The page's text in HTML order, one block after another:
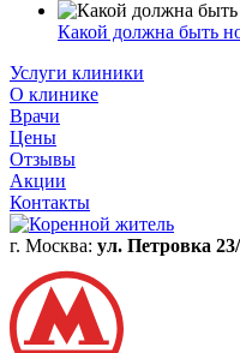
Какой должна быть
Услуги клиники
О клинике
Врачи
Цены
Отзывы
Акции
Контакты
г. Москва: ул. Петровка